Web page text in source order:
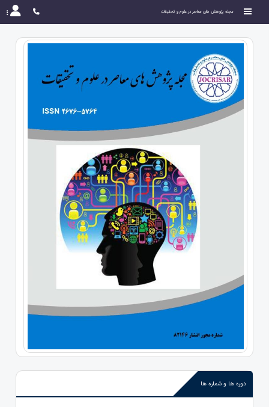
مجله پژوهش های معاصر در علوم و تحقیقات
دوره ها و شماره ها